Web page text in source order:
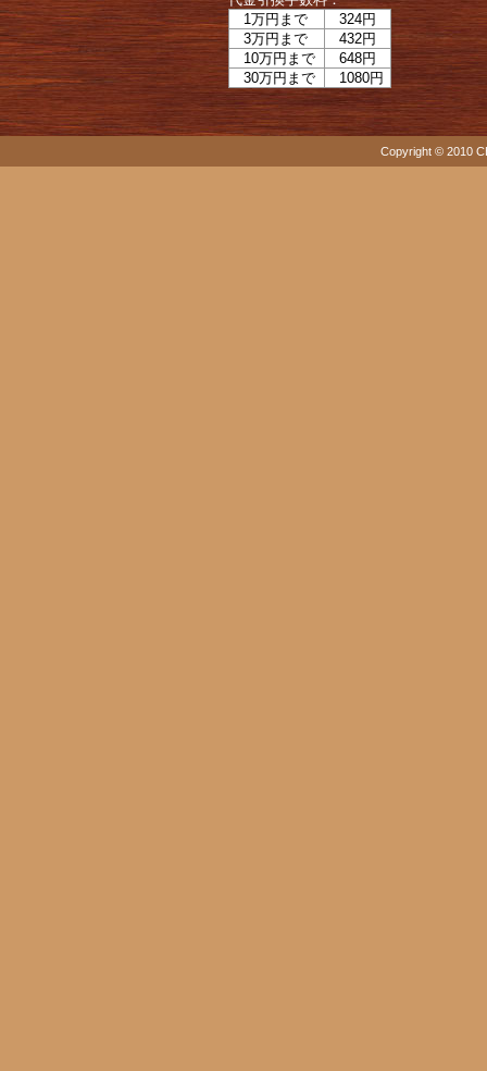
1万円まで
324円
3万円まで
432円
10万円まで
648円
30万円まで
1080円
Copyright © 2010